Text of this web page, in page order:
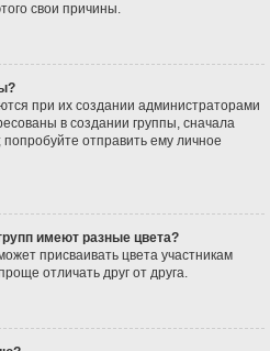
свои причины.
при их создании администраторами
в создании группы, сначала
отправить ему личное
имеют разные цвета?
присваивать цвета участникам
отличать друг от друга.